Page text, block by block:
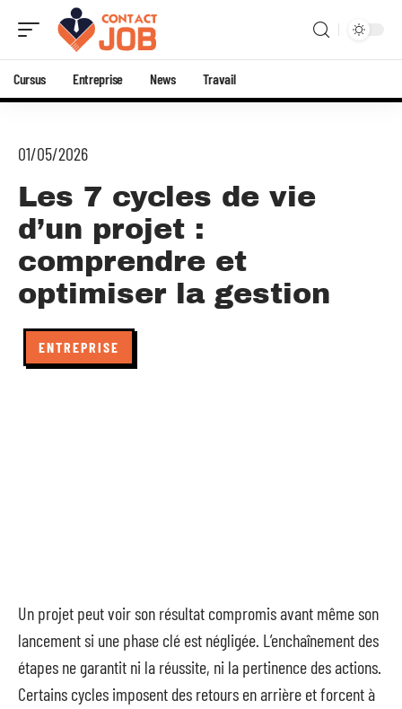
Cursus Entreprise News Travail
01/05/2026
Les 7 cycles de vie
d’un projet :
comprendre et
optimiser la gestion
ENTREPRISE
Un projet peut voir son résultat compromis avant même son
lancement si une phase clé est négligée. L’enchaînement des
étapes ne garantit ni la réussite, ni la pertinence des actions.
Certains cycles imposent des retours en arrière et forcent à